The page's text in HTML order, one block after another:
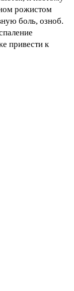
рожистом
боль, озноб.
привести к